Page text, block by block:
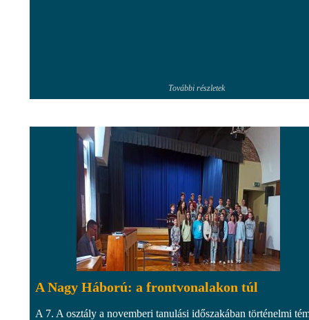
További részletek
A Nagy Háború: a frontvonalakon túl
A 7. A osztály a novemberi tanulási időszakában történelmi